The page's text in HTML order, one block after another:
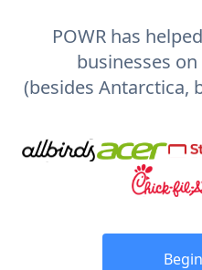
POWR has
businesses
(besides Antarctica,